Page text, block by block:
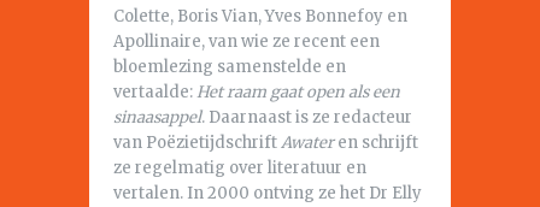
Colette, Boris Vian, Yves Bonnefoy en
Apollinaire, van wie ze recent een
bloemlezing samenstelde en
vertaalde:Het raam gaat open als een
sinaasappel. Daarnaast is ze redacteur
van PoëzietijdschriftAwateren schrijft
ze regelmatig over literatuur en
vertalen. In 2000 ontving ze het Dr Elly